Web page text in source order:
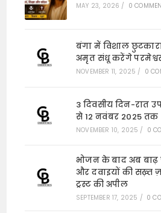
MAY 23, 2026 / 0
बंगा में विशाल छुटकारा
अमृत संधू करेंगे परमेश्वर
NOVEMBER 11, 2025 / 0
3 दिवसीय दिन-रात
से 12 नवंबर 2025 तक
NOVEMBER 10, 2025 / 0
भोजन के बाद अब बाढ़
और दवाइयों की सख़्त
ट्रस्ट की अपील
SEPTEMBER 17, 2025 / 0